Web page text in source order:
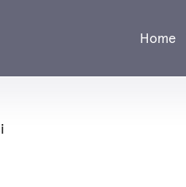
Home